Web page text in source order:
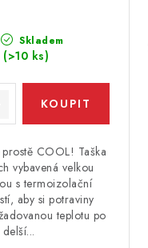
Skladem
(>10 ks)
COOL! Taška
vybavená velkou
s termoizolační
aby si potraviny
teplotu po
delší...